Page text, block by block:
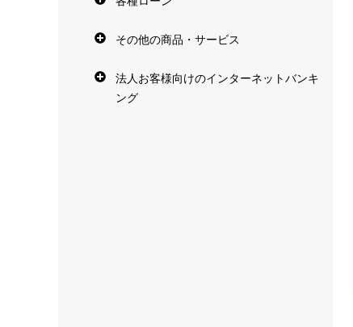
その他の商品・サービス
法人お客様向けのインターネットバンキ
ング